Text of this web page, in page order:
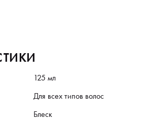
125 мл
Для всех типов волос
Блеск